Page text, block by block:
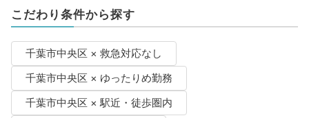
こだわり条件から探す
千葉市中央区 × 救急対応なし
千葉市中央区 × ゆったりめ勤務
千葉市中央区 × 駅近・徒歩圏内